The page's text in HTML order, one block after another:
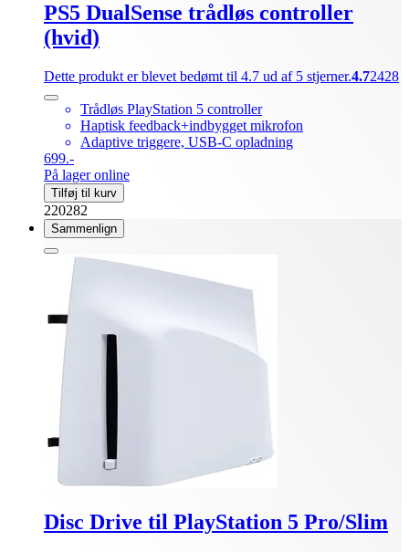
PS5 DualSense trådløs controller
(hvid)
Dette produkt er blevet bedømt til 4.7 ud af 5 stjerner.4.72428
Trådløs PlayStation 5 controller
Haptisk feedback+indbygget mikrofon
Adaptive triggere, USB-C opladning
699.-
På lager online
Tilføj til kurv
220282
Sammenlign
Disc Drive til PlayStation 5 Pro/Slim